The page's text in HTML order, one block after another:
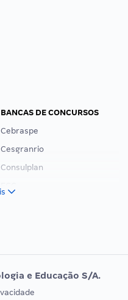
BANCAS DE CONCURSOS
Cebraspe
Cesgranrio
Consulplan
Vunesp
EXAME DE ORDEM
e Educação S/A.